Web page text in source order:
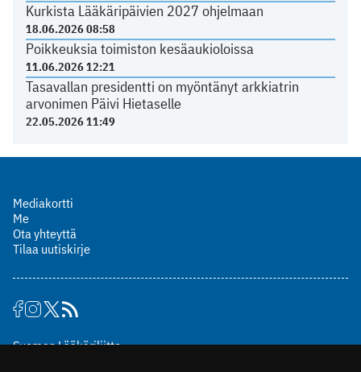
Kurkista Lääkäripäivien 2027 ohjelmaan
18.06.2026 08:58
Poikkeuksia toimiston kesäaukioloissa
11.06.2026 12:21
Tasavallan presidentti on myöntänyt arkkiatrin
arvonimen Päivi Hietaselle
22.05.2026 11:49
Mediakortti
Me
Ota yhteyttä
Tilaa uutiskirje
Suomen Lääkäriliitto